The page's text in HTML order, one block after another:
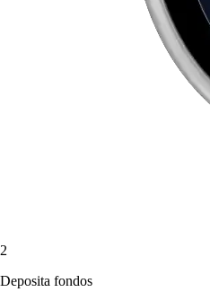
2
Deposita fondos